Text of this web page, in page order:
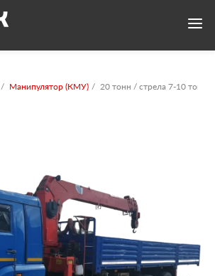
Манипулятор (КМУ) 20 тонн / стрела 7-10 тонн